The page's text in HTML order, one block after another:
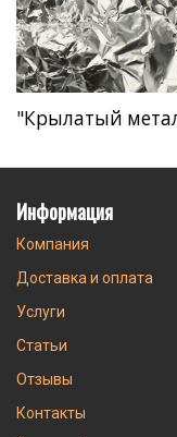
"Крылатый
Информация
Компания
Доставка и оплата
Услуги
Статьи
Отзывы
Контакты